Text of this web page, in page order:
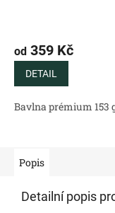
od 359 Kč
DETAIL
Bavlna prémium 153
Popis
Detailní popis